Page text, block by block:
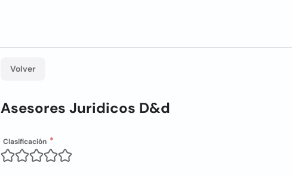
Volver
Asesores Juridicos D&d
Clasificación